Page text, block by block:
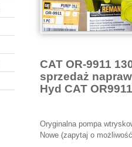
CAT OR-9911
sprzedaż
Hyd CAT
Oryginalna pompa
Nowe (zapytaj o